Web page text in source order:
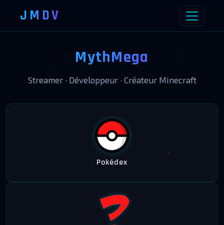
JMDV
MythMega
Streamer · Développeur · Créateur Minecraft
Pokédex